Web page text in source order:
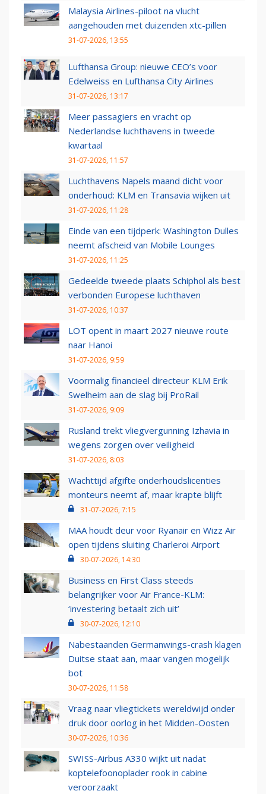
Malaysia Airlines-piloot na vlucht
aangehouden met duizenden xtc-pillen
31-07-2026, 13:55
Lufthansa Group: nieuwe CEO’s voor
Edelweiss en Lufthansa City Airlines
31-07-2026, 13:17
Meer passagiers en vracht op
Nederlandse luchthavens in tweede
kwartaal
31-07-2026, 11:57
Luchthavens Napels maand dicht voor
onderhoud: KLM en Transavia wijken uit
31-07-2026, 11:28
Einde van een tijdperk: Washington Dulles
neemt afscheid van Mobile Lounges
31-07-2026, 11:25
Gedeelde tweede plaats Schiphol als best
verbonden Europese luchthaven
31-07-2026, 10:37
LOT opent in maart 2027 nieuwe route
naar Hanoi
31-07-2026, 9:59
Voormalig financieel directeur KLM Erik
Swelheim aan de slag bij ProRail
31-07-2026, 9:09
Rusland trekt vliegvergunning Izhavia in
wegens zorgen over veiligheid
31-07-2026, 8:03
Wachttijd afgifte onderhoudslicenties
monteurs neemt af, maar krapte blijft
31-07-2026, 7:15
MAA houdt deur voor Ryanair en Wizz Air
open tijdens sluiting Charleroi Airport
30-07-2026, 14:30
Business en First Class steeds
belangrijker voor Air France-KLM:
‘investering betaalt zich uit’
30-07-2026, 12:10
Nabestaanden Germanwings-crash klagen
Duitse staat aan, maar vangen mogelijk
bot
30-07-2026, 11:58
Vraag naar vliegtickets wereldwijd onder
druk door oorlog in het Midden-Oosten
30-07-2026, 10:36
SWISS-Airbus A330 wijkt uit nadat
koptelefoonoplader rook in cabine
veroorzaakt